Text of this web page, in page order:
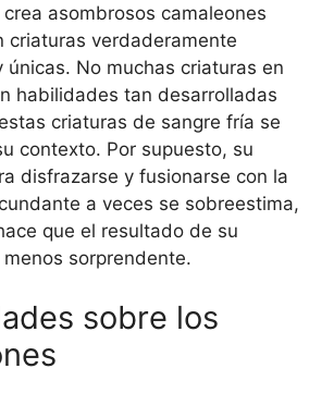
asombrosos camaleones
criaturas verdaderamente
únicas. No muchas criaturas en
habilidades tan desarrolladas
criaturas de sangre fría se
contexto. Por supuesto, su
disfrazarse y fusionarse con la
a veces se sobreestima,
que el resultado de su
sorprendente.
sobre los